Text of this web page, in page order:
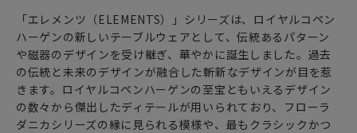
「エレメンツ（ELEMENTS）」シリーズは、ロイヤルコペン
ハーゲンの新しいテーブルウェアとして、伝統あるパターン
や磁器のデザインを受け継ぎ、華やかに誕生しました。過去
の伝統と未来のデザインが融合した斬新なデザインが目を惹
きます。ロイヤルコペンハーゲンの至宝ともいえるデザイン
の数々から傑出したディテールが用いられており、フローラ
ダニカシリーズの縁に見られる模様や、最もクラシックかつ